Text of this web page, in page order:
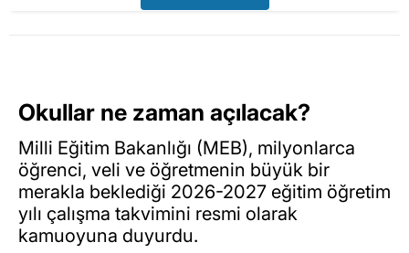
Okullar ne zaman açılacak?
Milli Eğitim Bakanlığı (MEB), milyonlarca
öğrenci, veli ve öğretmenin büyük bir
merakla beklediği 2026-2027 eğitim öğretim
yılı çalışma takvimini resmi olarak
kamuoyuna duyurdu.